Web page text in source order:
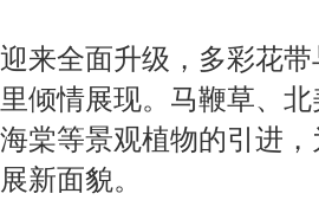
全面升级，多彩花带
倾情展现。马鞭草、
棠等景观植物的引进
新面貌。